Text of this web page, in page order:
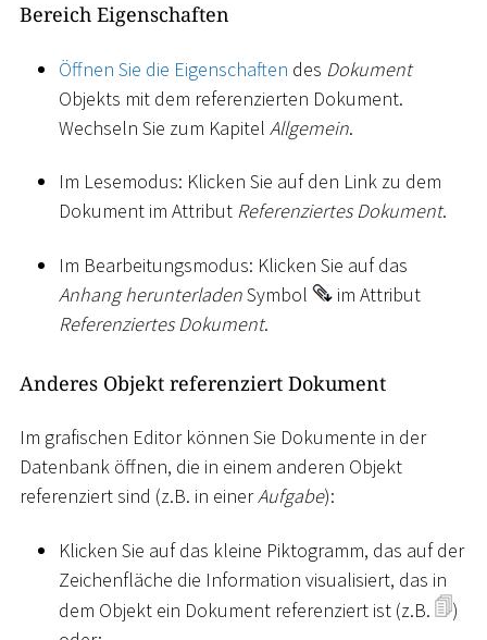
Bereich Eigenschaften
Öffnen Sie die Eigenschaften des Dokument
Objekts mit dem referenzierten Dokument.
Wechseln Sie zum Kapitel Allgemein.
Im Lesemodus: Klicken Sie auf den Link zu dem
Dokument im Attribut Referenziertes Dokument.
Im Bearbeitungsmodus: Klicken Sie auf das
Anhang herunterladenSymbol
im Attribut
Referenziertes Dokument.
Anderes Objekt referenziert Dokument
Im grafischen Editor können Sie Dokumente in der
Datenbank öffnen, die in einem anderen Objekt
referenziert sind (z.B. in einerAufgabe):
Klicken Sie auf das kleine Piktogramm, das auf der
Zeichenfläche die Information visualisiert, das in
dem Objekt ein Dokument referenziert ist (z.B.
)